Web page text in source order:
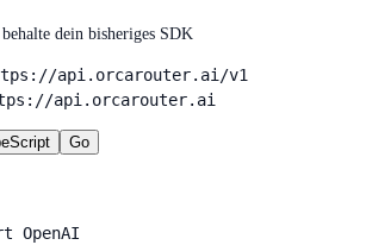
dein bisheriges SDK
api.orcarouter.ai/v1
api.orcarouter.ai
Go
OpenAI